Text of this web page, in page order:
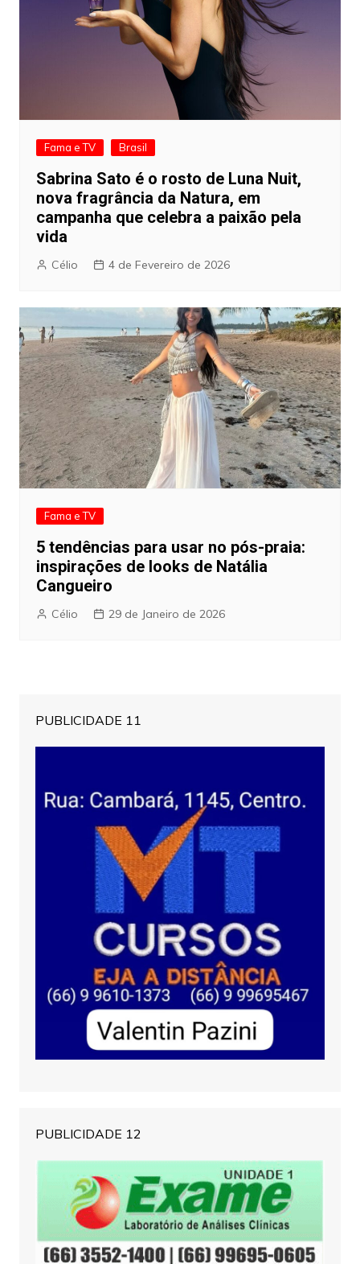
Fama e TV Brasil
Sabrina Sato é o rosto de Luna Nuit,
nova fragrância da Natura, em
campanha que celebra a paixão pela
vida
Célio 4 de Fevereiro de 2026
Fama e TV
5 tendências para usar no pós-praia:
inspirações de looks de Natália
Cangueiro
Célio 29 de Janeiro de 2026
PUBLICIDADE 11
PUBLICIDADE 12